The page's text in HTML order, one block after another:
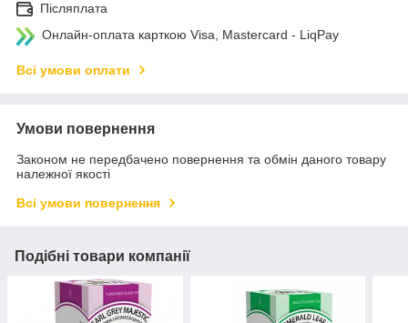
Післяплата
Онлайн-оплата карткою Visa, Mastercard - LiqPay
Всі умови оплати
Умови повернення
Законом не передбачено повернення та обмін даного товару
належної якості
Всі умови повернення
Подібні товари компанії